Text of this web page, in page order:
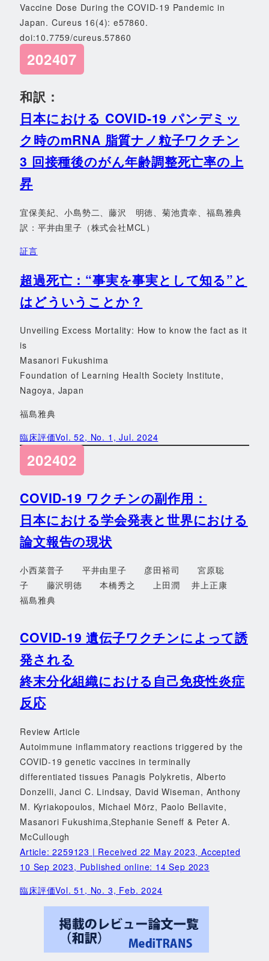
Vaccine Dose During the COVID-19 Pandemic in
Japan. Cureus 16(4): e57860.
doi:10.7759/cureus.57860
202407
和訳：
日本における COVID-19 パンデミッ
ク時のmRNA 脂質ナノ粒子ワクチン
3 回接種後のがん年齢調整死亡率の上
昇
宜保美紀、小島勢二、藤沢 明徳、菊池貴幸、福島雅典
訳：平井由里子（株式会社MCL）
証言
超過死亡：“事実を事実として知る”と
はどういうことか？
Unveiling Excess Mortality: How to know the fact as it
is
Masanori Fukushima
Foundation of Learning Health Society Institute,
Nagoya, Japan
福島雅典
臨床評価Vol. 52, No. 1, Jul. 2024
202402
COVID-19 ワクチンの副作用：
日本における学会発表と世界における
論文報告の現状
小西菜普子 平井由里子 彦田裕司 宮原聡
子 藤沢明徳 本橋秀之 上田潤 井上正康
福島雅典
COVID-19 遺伝子ワクチンによって誘
発される
終末分化組織における自己免疫性炎症
反応
Review Article
Autoimmune inflammatory reactions triggered by the
COVID-19 genetic vaccines in terminally
differentiated tissues Panagis Polykretis, Alberto
Donzelli, Janci C. Lindsay, David Wiseman, Anthony
M. Kyriakopoulos, Michael Mörz, Paolo Bellavite,
Masanori Fukushima,Stephanie Seneff & Peter A.
McCullough
Article: 2259123 | Received 22 May 2023, Accepted
10 Sep 2023, Published online: 14 Sep 2023
臨床評価Vol. 51, No. 3, Feb. 2024